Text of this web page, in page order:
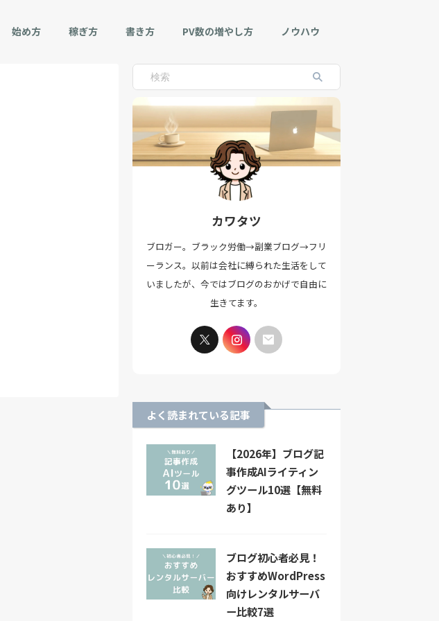
始め方 稼ぎ方 書き方 PV数の増やし方 ノウハウ
カワタツ
ブロガー。ブラック労働→副業ブログ→フリ
ーランス。以前は会社に縛られた生活をして
いましたが、今ではブログのおかげで自由に
生きてます。
よく読まれている記事
【2026年】ブログ記
事作成AIライティン
グツール10選【無料
あり】
ブログ初心者必見！
おすすめWordPress
向けレンタルサーバ
ー比較7選